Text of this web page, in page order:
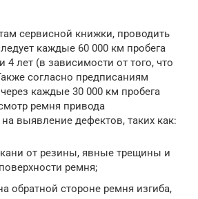
сервисной книжки, проводить
каждые 60 000 км пробега
лет (в зависимости от того, что
согласно предписаниям
каждые 30 000 км пробега
ремня привода
выявление дефектов, таких как:
от резины, явные трещины и
ремня;
обратной стороне ремня изгиба,